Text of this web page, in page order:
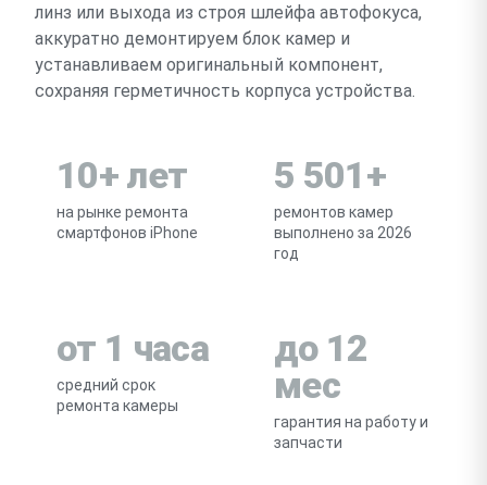
линз или выхода из строя шлейфа автофокуса,
аккуратно демонтируем блок камер и
устанавливаем оригинальный компонент,
сохраняя герметичность корпуса устройства.
10+ лет
на рынке ремонта
смартфонов iPhone
5 501+
ремонтов камер
выполнено за 2026
год
от 1 часа
средний срок
ремонта камеры
до 12
мес
гарантия на работу и
запчасти